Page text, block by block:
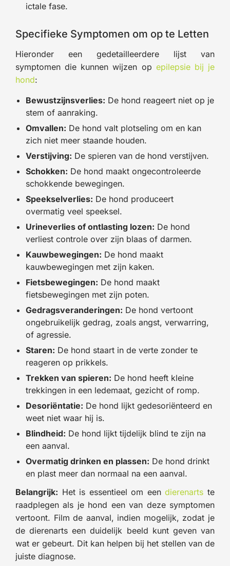
ictale fase.
Specifieke Symptomen om op te Letten
Hieronder een gedetailleerdere lijst van
symptomen die kunnen wijzen op epilepsie bij je
hond:
Bewustzijnsverlies: De hond reageert niet op je
stem of aanraking.
Omvallen: De hond valt plotseling om en kan
zich niet meer staande houden.
Verstijving: De spieren van de hond verstijven.
Schokken: De hond maakt ongecontroleerde
schokkende bewegingen.
Speekselverlies: De hond produceert
overmatig veel speeksel.
Urineverlies of ontlasting lozen: De hond
verliest controle over zijn blaas of darmen.
Kauwbewegingen: De hond maakt
kauwbewegingen met zijn kaken.
Fietsbewegingen: De hond maakt
fietsbewegingen met zijn poten.
Gedragsveranderingen: De hond vertoont
ongebruikelijk gedrag, zoals angst, verwarring,
of agressie.
Staren: De hond staart in de verte zonder te
reageren op prikkels.
Trekken van spieren: De hond heeft kleine
trekkingen in een ledemaat, gezicht of romp.
Desoriëntatie: De hond lijkt gedesoriënteerd en
weet niet waar hij is.
Blindheid: De hond lijkt tijdelijk blind te zijn na
een aanval.
Overmatig drinken en plassen: De hond drinkt
en plast meer dan normaal na een aanval.
Belangrijk: Het is essentieel om eendierenarts te
raadplegen als je hond een van deze symptomen
vertoont. Film de aanval, indien mogelijk, zodat je
de dierenarts een duidelijk beeld kunt geven van
wat er gebeurt. Dit kan helpen bij het stellen van de
juiste diagnose.